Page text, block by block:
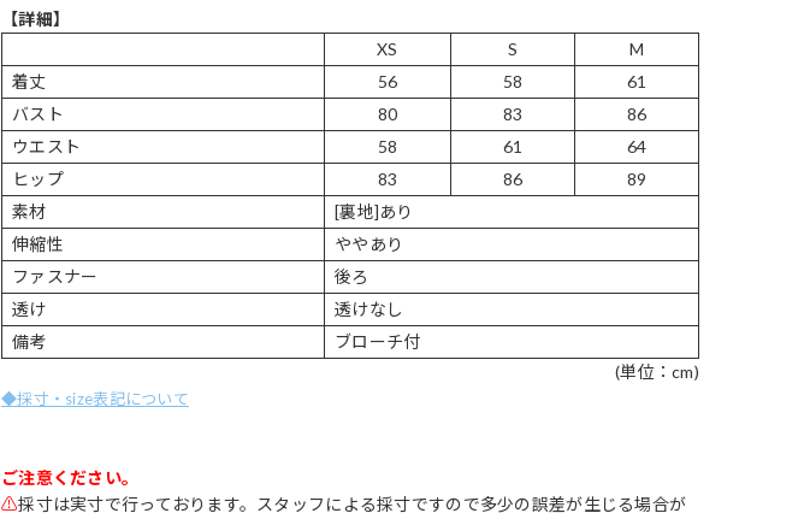
【詳細】
XS
S
M
着丈
56 58
61
バスト
80 83
86
ウエスト
58 61
64
ヒップ
83 86
89
素材
[裏地]あり
伸縮性
ややあり
ファスナー
後ろ
透け
透けなし
備考
ブローチ付
(単位：cm)
◆採寸・size表記について
ご注意ください。
⚠採寸は実寸で行っております。スタッフによる採寸ですので多少の誤差が生じる場合が